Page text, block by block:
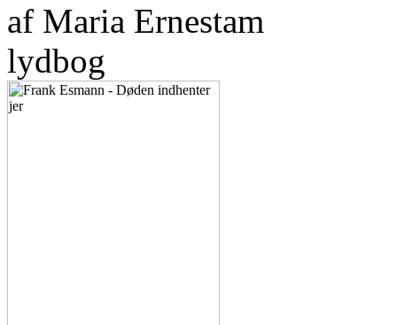
af Maria Ernestam
lydbog